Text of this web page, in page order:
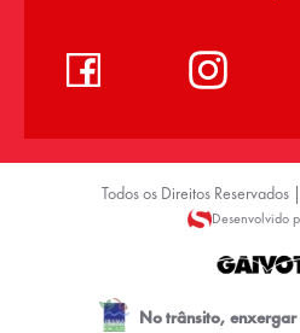
Todos os Direitos Reservados |
Desenvolvido
No trânsito,